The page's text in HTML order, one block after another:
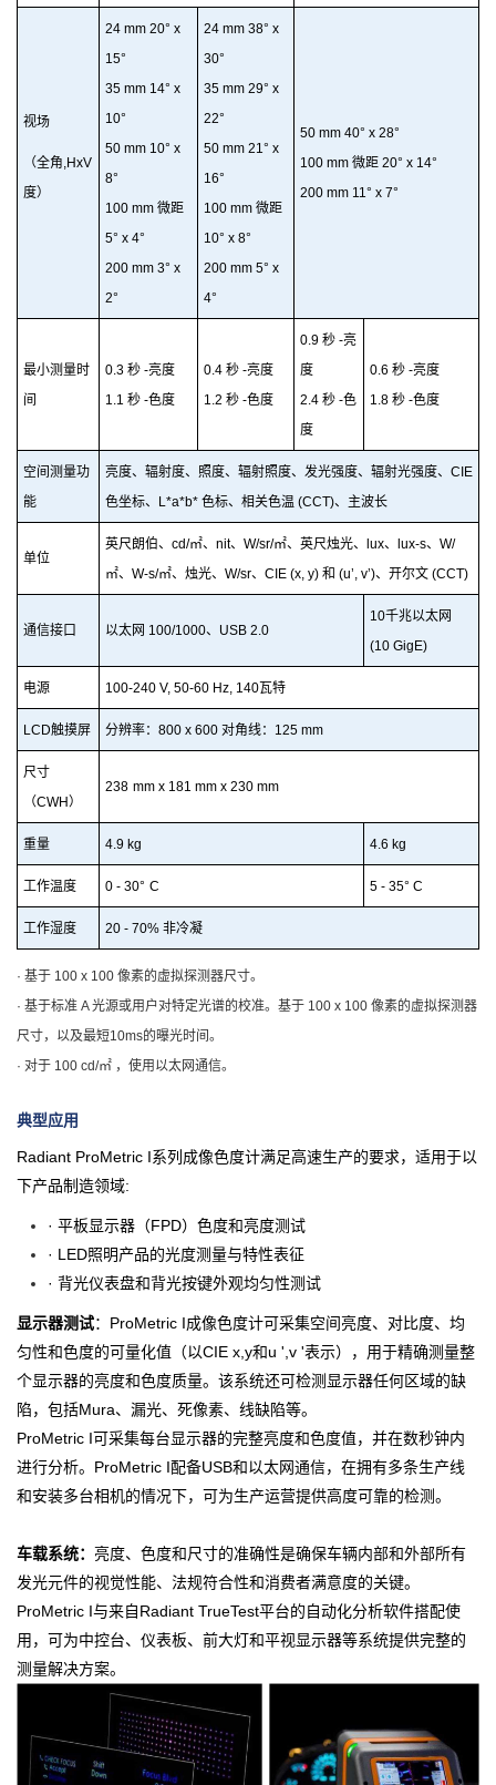
视场
（全角,HxV
度）
24 mm 20° x
15°
35 mm 14° x
10°
50 mm 10° x
8°
100 mm 微距
5° x 4°
200 mm 3° x
2°
24 mm 38° x
30°
35 mm 29° x
22°
50 mm 21° x
16°
100 mm 微距
10° x 8°
200 mm 5° x
4°
50 mm 40° x 28°
100 mm 微距 20° x 14°
200 mm 11° x 7°
最小测量时
间
0.3 秒 -亮度
1.1 秒 -色度
0.4 秒 -亮度
1.2 秒 -色度
0.9 秒 -亮
度
2.4 秒 -色
度
0.6 秒 -亮度
1.8 秒 -色度
空间测量功
能
亮度、辐射度、照度、 辐射照度、发光强度、辐射光强度、CIE
色坐标、L*a*b* 色标、 相关色温 (CCT)、主波长
单位
英尺朗伯、cd/㎡、nit、W/sr/㎡、英尺烛光、lux、lux-s、W/
㎡、W-s/㎡、烛光、 W/sr、CIE (x, y) 和 (u’, v’)、开尔文 (CCT)
通信接口 以太网 100/1000、 USB 2.0
10千兆以太网
(10 GigE)
电源 100-240 V, 50-60 Hz, 1 40瓦特
LCD触摸屏 分辨率：800 x 600 对角线：125 mm
尺寸
（CWH）
238 mm x 181 mm x 230 mm
重量 4.9 kg 4.6 kg
工作温度 0 - 30° C 5 - 35° C
工作湿度 20 - 70% 非冷凝
· 基于 100 x 100 像素的虚拟探测器尺寸。
· 基于标准 A 光源或用户对特定光谱的校准。基于 100 x 100 像素的虚拟探测器
尺寸，以及最短10ms的曝光时间。
· 对于 100 cd/㎡ ，使用以太网通信。
典型应用
Radiant ProMetric I系列成像色度计满足高速生产的要求，适用于以
下产品制造领域:
· 平板显示器（FPD）色度和亮度测试
· LED照明产品的光度测量与特性表征
· 背光仪表盘和背光按键外观均匀性测试
显示器测试：ProMetric I成像色度计可采集空间亮度、对比度、均
匀性和色度的可量化值（以CIE x,y和u ',v '表示），用于精确测量整
个显示器的亮度和色度质量。该系统还可检测显示器任何区域的缺
陷，包括Mura、漏光、死像素、线缺陷等。
ProMetric I可采集每台显示器的完整亮度和色度值，并在数秒钟内
进行分析。ProMetric I配备USB和以太网通信，在拥有多条生产线
和安装多台相机的情况下，可为生产运营提供高度可靠的检测。
车载系统： 亮度、色度和尺寸的准确性是确保车辆内部和外部所有
发光元件的视觉性能、法规符合性和消费者满意度的关键。
ProMetric I与来自Radiant TrueTest平台的自动化分析软件搭配使
用，可为中控台、仪表板、前大灯和平视显示器等系统提供完整的
测量解决方案。